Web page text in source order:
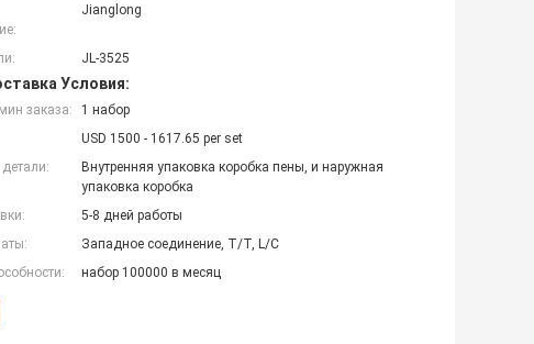
Jianglong
JL-3525
Условия:
заказа:
1 набор
USD 1500 - 1617.65 per set
Внутренняя упаковка коробка пены, и наружная
упаковка коробка
5-8 дней работы
Западное соединение, T/T, L/C
набор 100000 в месяц